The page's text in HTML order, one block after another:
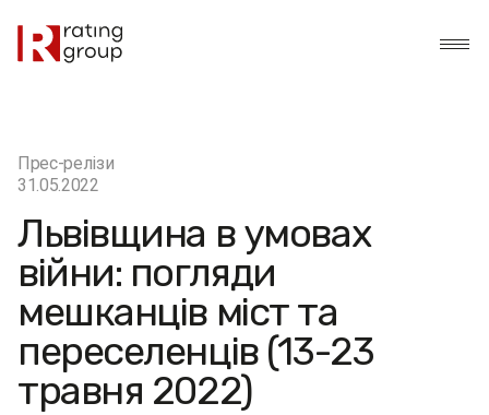
Прес-релізи
31.05.2022
Львівщина в умовах
війни: погляди
мешканців міст та
переселенців (13-23
травня 2022)